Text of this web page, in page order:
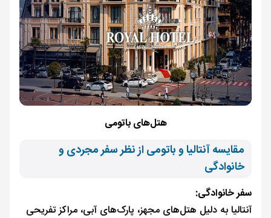
هتل‌های باتومی
مقایسه آنتالیا و باتومی از نظر سفر مجردی و
خانوادگی
سفر خانوادگی:
آنتالیا به دلیل هتل‌های مجهز، پارک‌های آبی، مراکز تفریحی